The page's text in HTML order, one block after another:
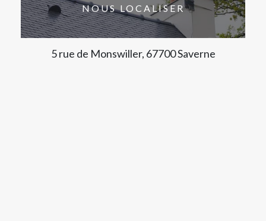
NOUS LOCALISER
5 rue de Monswiller, 67700 Saverne